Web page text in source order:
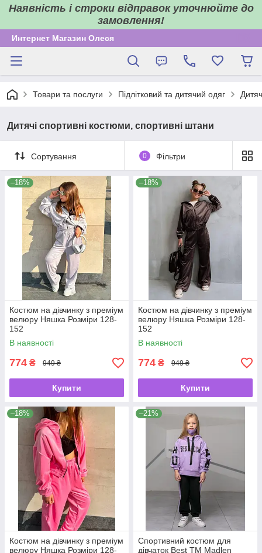
Наявність і строки відправок уточнюйте до
замовлення!
Интернет Магазин Олеся
Товари та послуги Підлітковий та дитячий одяг
Дитячі спортивні костюми, спортивні штани
Сортування 0 Фільтри
–18%
Костюм на дівчинку з преміум
велюру Няшка Розміри 128-
152
В наявності
774 ₴ 949 ₴
Купити
–18%
Костюм на дівчинку з преміум
велюру Няшка Розміри 128-
152
В наявності
774 ₴ 949 ₴
Купити
–18%
Костюм на дівчинку з преміум
велюру Няшка Розміри 128-
–21%
Спортивний костюм для
дівчаток Best ТМ Madlen